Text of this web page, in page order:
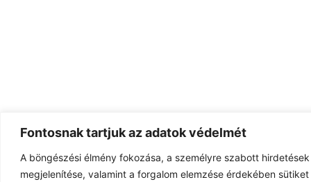
Fontosnak tartjuk az adatok védelmét
A böngészési élmény fokozása, a személyre szabott
megjelenítése, valamint a forgalom elemzése érdekében